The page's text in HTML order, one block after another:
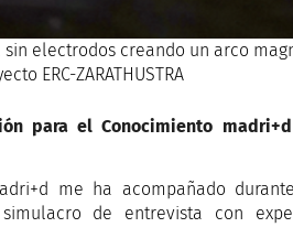
electrodos creando un arco
ERC-ZARATHUSTRA
para el Conocimiento
me ha acompañado
de entrevista con